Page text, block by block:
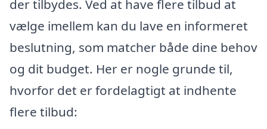
der tilbydes. Ved at have flere tilbud at
vælge imellem kan du lave en informeret
beslutning, som matcher både dine behov
og dit budget. Her er nogle grunde til,
hvorfor det er fordelagtigt at indhente
flere tilbud: